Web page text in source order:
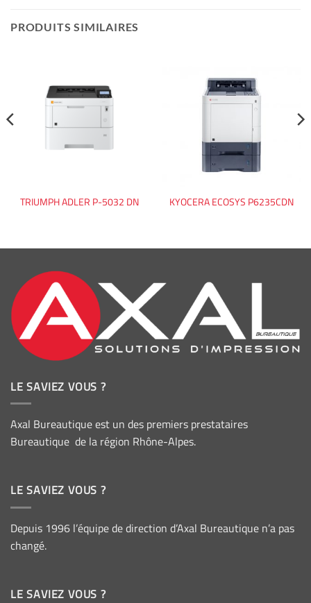
PRODUITS SIMILAIRES
TRIUMPH ADLER P-5032 DN KYOCERA ECOSYS P6235CDN
LE SAVIEZ VOUS ?
Axal Bureautique est un des premiers prestataires
Bureautique de la région Rhône-Alpes.
LE SAVIEZ VOUS ?
Depuis 1996 l’équipe de direction d’Axal Bureautique n’a pas
changé.
LE SAVIEZ VOUS ?